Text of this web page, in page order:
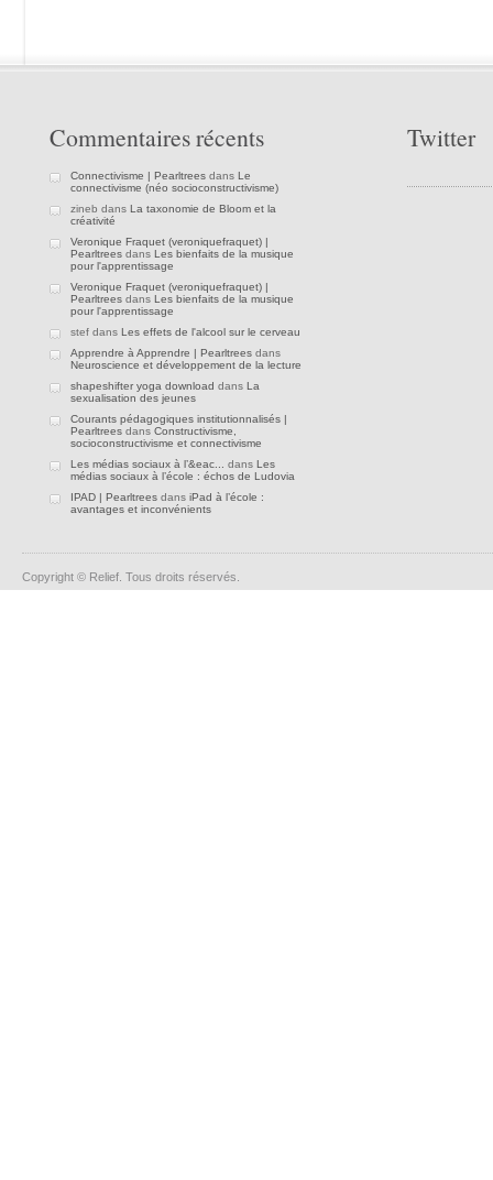
Commentaires récents
Connectivisme | Pearltrees dans Le
connectivisme (néo socioconstructivisme)
zineb dans La taxonomie de Bloom et la
créativité
Veronique Fraquet (veroniquefraquet) |
Pearltrees dans Les bienfaits de la musique
pour l'apprentissage
Veronique Fraquet (veroniquefraquet) |
Pearltrees dans Les bienfaits de la musique
pour l'apprentissage
stef dans Les effets de l'alcool sur le cerveau
Apprendre à Apprendre | Pearltrees dans
Neuroscience et développement de la lecture
shapeshifter yoga download dans La
sexualisation des jeunes
Courants pédagogiques institutionnalisés |
Pearltrees dans Constructivisme,
socioconstructivisme et connectivisme
Les médias sociaux à l’&eac...
dans Les
médias sociaux à l’école : échos de Ludovia
IPAD | Pearltrees dans iPad à l’école :
avantages et inconvénients
Twitter
Copyright © Relief. Tous droits réservés.